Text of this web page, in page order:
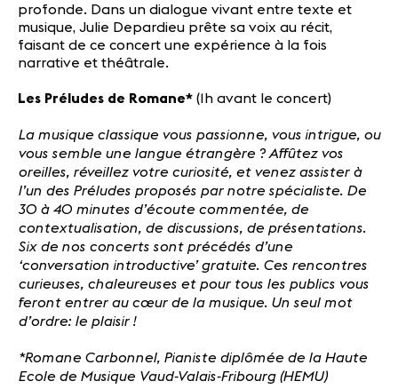
profonde. Dans un dialogue vivant entre texte et
musique, Julie Depardieu prête sa voix au récit,
faisant de ce concert une expérience à la fois
narrative et théâtrale.
Les Préludes de Romane* (1h avant le concert)
La musique classique vous passionne, vous intrigue, ou
vous semble une langue étrangère ? Affûtez vos
oreilles, réveillez votre curiosité, et venez assister à
l’un des Préludes proposés par notre spécialiste. De
30 à 40 minutes d’écoute commentée, de
contextualisation, de discussions, de présentations.
Six de nos concerts sont précédés d’une
‘conversation introductive’ gratuite. Ces rencontres
curieuses, chaleureuses et pour tous les publics vous
feront entrer au cœur de la musique. Un seul mot
d’ordre: le plaisir !
*Romane Carbonnel, Pianiste diplômée de la Haute
Ecole de Musique Vaud-Valais-Fribourg (HEMU)